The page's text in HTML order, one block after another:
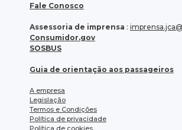
Fale Conosco
Assessoria de imprensa :
Consumidor.gov
SOSBUS
Guia de orientação aos passageiros
A empresa
Legislação
Termos e Condições
Política de privacidade
Política de cookies